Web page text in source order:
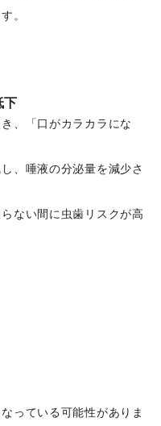
。
下
、「口がカラカラにな
、唾液の分泌量を減少さ
ない間に虫歯リスクが高
っている可能性がありま